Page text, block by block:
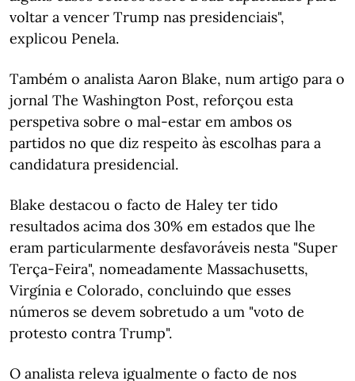
voltar a vencer Trump nas presidenciais",
explicou Penela.
Também o analista Aaron Blake, num artigo para o
jornal The Washington Post, reforçou esta
perspetiva sobre o mal-estar em ambos os
partidos no que diz respeito às escolhas para a
candidatura presidencial.
Blake destacou o facto de Haley ter tido
resultados acima dos 30% em estados que lhe
eram particularmente desfavoráveis nesta "Super
Terça-Feira", nomeadamente Massachusetts,
Virgínia e Colorado, concluindo que esses
números se devem sobretudo a um "voto de
protesto contra Trump".
O analista releva igualmente o facto de nos